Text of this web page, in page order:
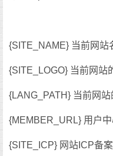
{SITE_NAME} 当前网站
{SITE_LOGO} 当前网站
{LANG_PATH} 当前网
{MEMBER_URL} 用户
{SITE_ICP} 网站ICP备